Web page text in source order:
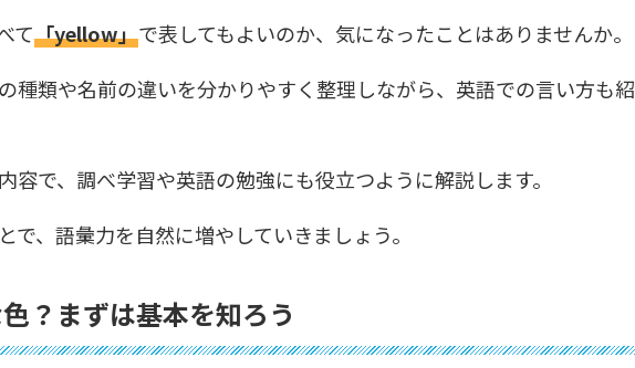
て「yellow」で表してもよいのか、気になったことはありませんか。
種類や名前の違いを分かりやすく整理しながら、英語での言い方も紹
容で、調べ学習や英語の勉強にも役立つように解説します。
で、語彙力を自然に増やしていきましょう。
？まずは基本を知ろう